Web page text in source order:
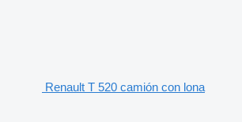
Renault T 520 camión con lona